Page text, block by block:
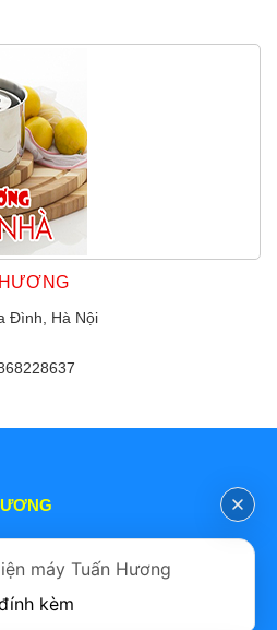
Đình, Hà Nội
Đình, Hà Nội
máy Tuấn Hương
kèm